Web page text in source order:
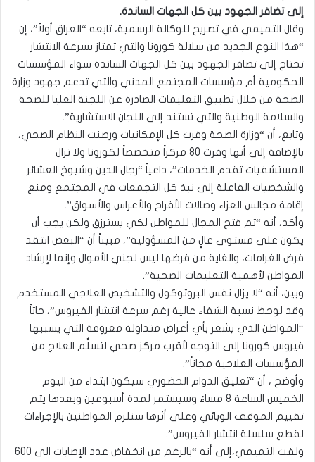
إلى تضافر الجهود بين كل الجهات الساندة.
وقال التميمي في تصريح للوكالة الرسمية، تابعه “العراق أولاً”، إن
“هذا النوع الجديد من سلالة كورونا والتي تمتاز بسرعة الانتشار
تحتاج إلى تضافر الجهود بين كل الجهات الساندة سواء المؤسسات
الحكومية أم مؤسسات المجتمع المدني والتي تدعم جهود وزارة
الصحة من خلال تطبيق التعليمات الصادرة عن اللجنة العليا للصحة
والسلامة الوطنية والتي تستند إلى اللجان الاستشارية”.
وتابع، أن “وزارة الصحة وفرت كل الإمكانيات ورصنت النظام الصحي،
بالإضافة إلى أنها وفرت 80 مركزاً متخصصاً لكورونا ولا تزال
المستشفيات تقدم الخدمات”، داعياً “رجال الدين وشيوخ العشائر
والشخصيات الفاعلة إلى نبذ كل التجمعات في المجتمع ومنع
إقامة مجالس العزاء وصالات الأفراح والأعراس والأسواق”.
وأكد، أنه “تم فتح المجال للمواطن لكي يسترزق ولكن يجب أن
يكون على مستوى عالٍ من المسؤولية”، مبيناً أن “البعض انتقد
فرض الغرامات، والغاية من فرضها ليس لجني الأموال وإنما لإرشاد
المواطن لأهمية التعليمات الصحية”.
وبين، أنه “لا يزال نفس البروتوكول والتشخيص العلاجي المستخدم
وقد لوحظ نسبة الشفاء عالية رغم سرعة انتشار الفيروس”، حاثاً
“المواطن الذي يشعر بأي أعراض متداولة معروفة التي يسببها
فيروس كورونا إلى التوجه لأقرب مركز صحي لتسلُّم العلاج من
المؤسسات العلاجية مجاناً”.
وأوضح ، أن “تعليق الدوام الحضوري سيكون ابتداء من اليوم
الخميس الساعة 8 مساءً وسيستمر لمدة أسبوعين وبعدها يتم
تقييم الموقف الوبائي وعلى أثرها سنلزم المواطنين بالإجراءات
لقطع سلسلة انتشار الفيروس”.
ولفت التميمي،إلى أنه “بالرغم من انخفاض عدد الإصابات الى 600